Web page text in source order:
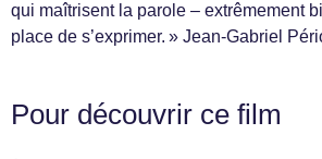
qui maîtrisent la parole – extrêmement
place de s’exprimer. » Jean-Gabriel
Pour découvrir ce film